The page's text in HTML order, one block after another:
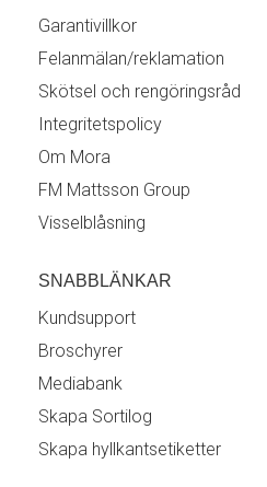
Garantivillkor
Felanmälan/reklamation
Skötsel och rengöringsråd
Integritetspolicy
Om Mora
FM Mattsson Group
Visselblåsning
SNABBLÄNKAR
Kundsupport
Broschyrer
Mediabank
Skapa Sortilog
Skapa hyllkantsetiketter